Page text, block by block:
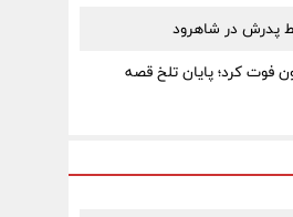
پدرش در شاهرود
فوت کرد؛ پایان تلخ قصه